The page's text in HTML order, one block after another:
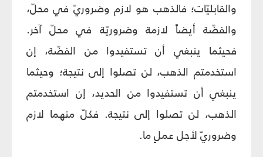
والقابليّات؛ فالذهب هو لازم وضروريّ في محلّ،
والفضّة أيضاً لازمة وضروريّة في محلّ آخر.
فحيثما ينبغي أن تستفيدوا من الفضّة، إن
استخدمتم الذهب، لن تصلوا إلى نتيجة؛ وحيثما
ينبغي أن تستفيدوا من الحديد، إن استخدمتم
الذهب، لن تصلوا إلى نتيجة. فكلّ منهما لازم
وضروريّ لأجل عملٍ ما.